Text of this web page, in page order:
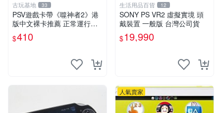
古玩基地 33
PSV遊戲卡帶《噬神者2》港
版中文裸卡推薦 正常運行適
用PSV機嚴選商品 可收藏 港
版 PSV 卡帶 噴射型 獎杯機
$410
生活用品百貨 12
SONY PS VR2 虛擬實境 頭
戴裝置 一般版 台灣公司貨
$19,990
人氣賣家